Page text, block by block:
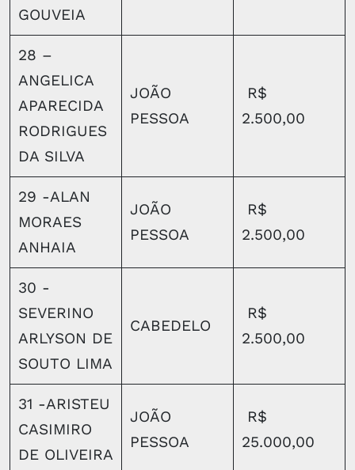
GOUVEIA
28 –
ANGELICA
APARECIDA
RODRIGUES
DA SILVA
JOÃO
PESSOA
R$
2.500,00
29 -ALAN
MORAES
ANHAIA
JOÃO
PESSOA
R$
2.500,00
30 -
SEVERINO
ARLYSON DE
SOUTO LIMA
CABEDELO
R$
2.500,00
31 -ARISTEU
CASIMIRO
DE OLIVEIRA
JOÃO
PESSOA
R$
25.000,00